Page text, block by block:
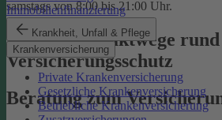
Immobilienfinanzierung
Krankheit, Unfall & Pflege
Krankenversicherung
Private Krankenversicherung
Gesetzliche Krankenversicherung
Betriebliche Krankenversicherung
samstags von 8:00 bis 21:00 Uhr.
Unsere Kontaktwege
Versicherungsschutz
Beratung zum